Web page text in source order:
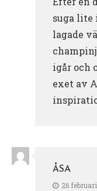
suga lite
lagade
igår och
exet av
ÅSA
26